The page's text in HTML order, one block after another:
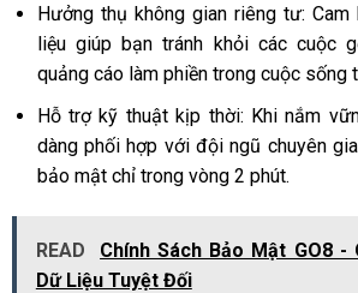
Hưởng thụ không gian riêng tư:
liệu giúp bạn tránh khỏi các cuộc
quảng cáo làm phiền trong cuộc sống
Hỗ trợ kỹ thuật kịp thời: Khi nắm
dàng phối hợp với đội ngũ chuyên
bảo mật chỉ trong vòng 2 phút.
READ
Chính Sách Bảo Mật GO8 -
Dữ Liệu Tuyệt Đối